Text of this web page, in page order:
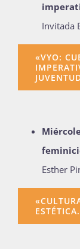
Invitada
«VYO:
Esther